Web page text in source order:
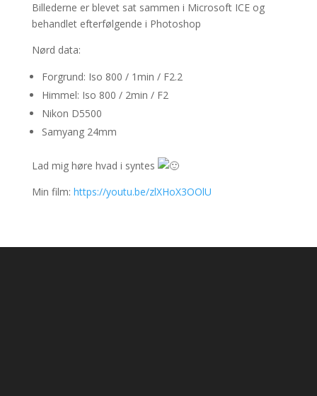
Billederne er blevet sat sammen i Microsoft ICE og
behandlet efterfølgende i Photoshop
Nørd data:
Forgrund: Iso 800 / 1min / F2.2
Himmel: Iso 800 / 2min / F2
Nikon D5500
Samyang 24mm
Lad mig høre hvad i syntes
Min film: https://youtu.be/zlXHoX3OOlU